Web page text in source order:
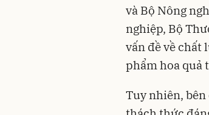
và Bộ Nông
nghiệp, Bộ
vấn đề về chất
phẩm hoa quả
Tuy nhiên,